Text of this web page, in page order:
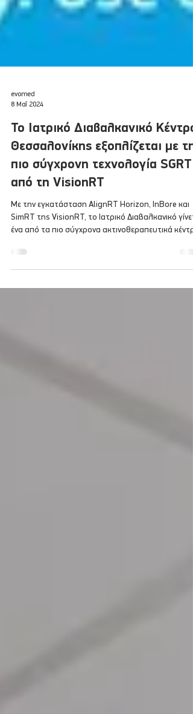
evomed
8 Μαΐ 2024
Το Ιατρικό Διαβαλκανικό Κέντρο
Θεσσαλονίκης εξοπλίζεται με
πιο σύγχρονη τεχνολογία SGRT
από τη VisionRT
SimRT της VisionRT, το Ιατρικό Διαβαλκανικό